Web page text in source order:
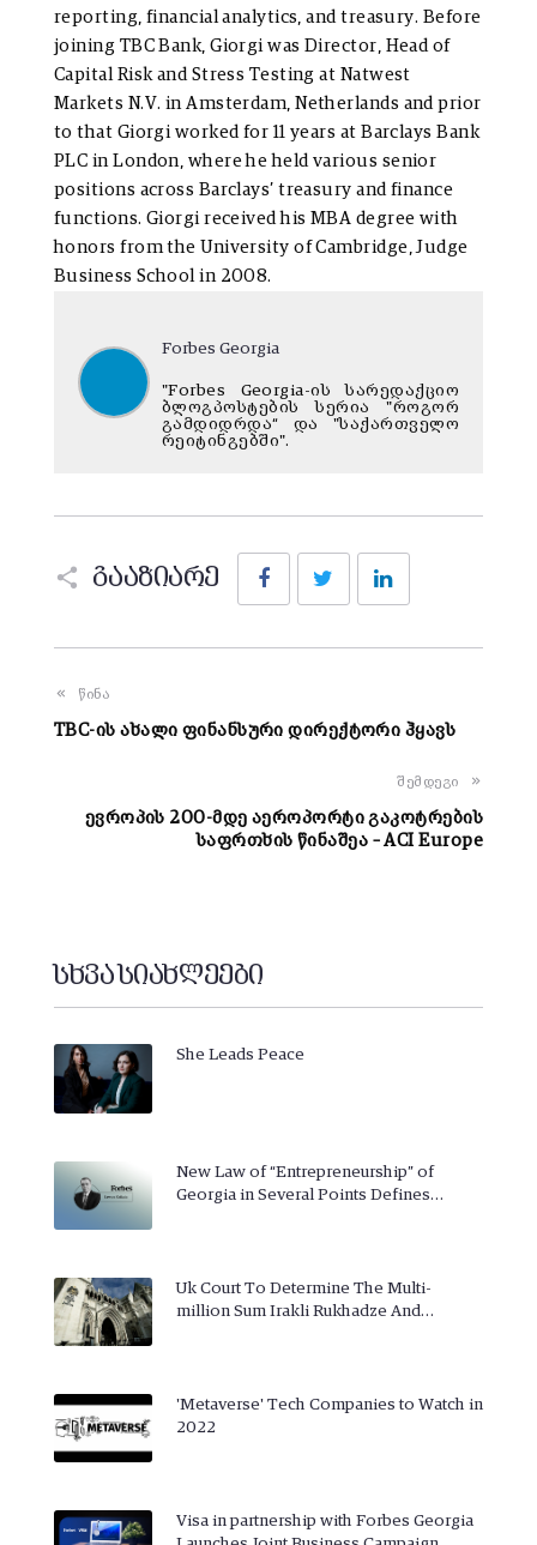
reporting, financial analytics, and treasury. Before
joining TBC Bank, Giorgi was Director, Head of
Capital Risk and Stress Testing at Natwest
Markets N.V. in Amsterdam, Netherlands and prior
to that Giorgi worked for 11 years at Barclays Bank
PLC in London, where he held various senior
positions across Barclays’ treasury and finance
functions. Giorgi received his MBA degree with
honors from the University of Cambridge, Judge
Business School in 2008.
Forbes Georgia
"Forbes Georgia-ის სარედაქციო
ბლოგპოსტების სერია "როგორ
გამდიდრდა“ და "საქართველო
რეიტინგებში".
გააზიარე
FacebookTwitter
წინა
TBC-ის ახალი ფინანსური დირექტორი ჰყავს
შემდეგი
ევროპის 200-მდე აეროპორტი გაკოტრების
საფრთხის წინაშეა – ACI Europe
სხვა სიახლეები
She Leads Peace
New Law of “Entrepreneurship” of
Georgia in Several Points Defines…
Uk Court To Determine The Multi-
million Sum Irakli Rukhadze And…
'Metaverse' Tech Companies to Watch in
2022
Visa in partnership with Forbes Georgia